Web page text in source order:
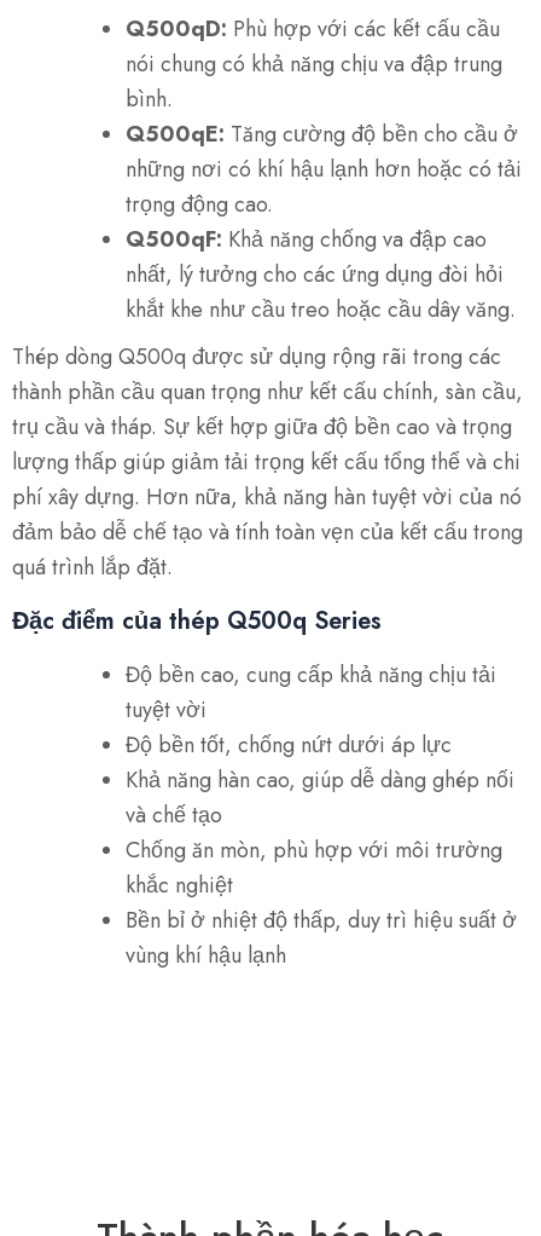
Q500qD: Phù hợp với các kết cấu cầu
nói chung có khả năng chịu va đập trung
bình.
Q500qE: Tăng cường độ bền cho cầu ở
những nơi có khí hậu lạnh hơn hoặc có tải
trọng động cao.
Q500qF: Khả năng chống va đập cao
nhất, lý tưởng cho các ứng dụng đòi hỏi
khắt khe như cầu treo hoặc cầu dây văng.
Thép dòng Q500q được sử dụng rộng rãi trong các
thành phần cầu quan trọng như kết cấu chính, sàn cầu,
trụ cầu và tháp. Sự kết hợp giữa độ bền cao và trọng
lượng thấp giúp giảm tải trọng kết cấu tổng thể và chi
phí xây dựng. Hơn nữa, khả năng hàn tuyệt vời của nó
đảm bảo dễ chế tạo và tính toàn vẹn của kết cấu trong
quá trình lắp đặt.
Đặc điểm của thép Q500q Series
Độ bền cao, cung cấp khả năng chịu tải
tuyệt vời
Độ bền tốt, chống nứt dưới áp lực
Khả năng hàn cao, giúp dễ dàng ghép nối
và chế tạo
Chống ăn mòn, phù hợp với môi trường
khắc nghiệt
Bền bỉ ở nhiệt độ thấp, duy trì hiệu suất ở
vùng khí hậu lạnh